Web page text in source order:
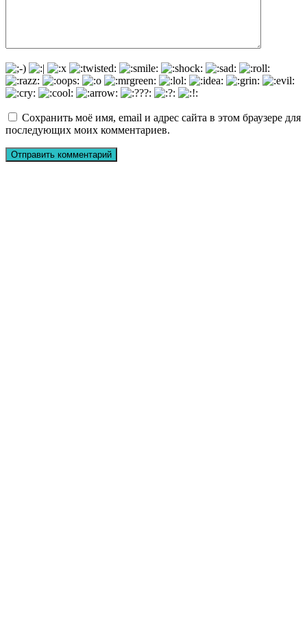
Сохранить моё имя, email и адрес сайта в этом браузере для
последующих моих комментариев.